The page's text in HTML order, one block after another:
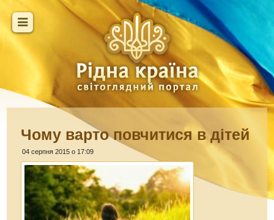
Чому варто повчитися в дітей
04 серпня 2015 о 17:09